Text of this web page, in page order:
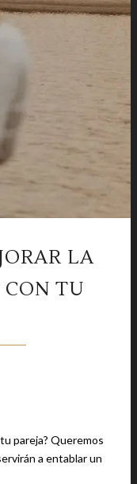
LA
TU
pareja? Queremos
a entablar un